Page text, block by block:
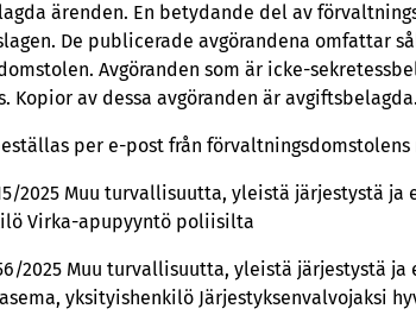
ärenden. En betydande del av
De publicerade avgörandena omfattar
Avgöranden som är icke-
Kopior av dessa avgöranden är
per e-post från
2025 Muu turvallisuutta, yleistä järjestystä
Virka-apupyyntö poliisilta
2025 Muu turvallisuutta, yleistä järjestystä
yksityishenkilö Järjestyksenvalvojaksi